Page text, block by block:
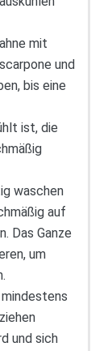
mit
und
bis eine
ist, die
waschen
auf
Das Ganze
um
und sich